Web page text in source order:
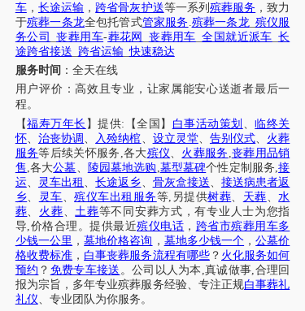
车， 长途运输 ，跨省骨灰护送等一系列 殡葬服务 ，致力
于殡葬一条龙全包托管式管家服务 .殡葬一条龙_ 殡仪服
务公司
_丧葬用车-葬花网 丧葬用车 全国就近派车 长
途跨省接送 跨省运输_快速稳达
服务时间 ： 全天在线
用户评价：高效且专业，让家属能安心送逝者最后一
程。
【福寿万年长 】提供:【全国】 白事活动策划 、临终关
怀、 治丧协调 、 入殓纳棺、 设立灵堂、 告别仪式、 火葬
服务等后续关怀服务 ,各大殡仪、 火葬服务 ,丧葬用品销
售,各大公墓、 陵园墓地选购 ,墓型墓碑个性定制服务,接
运、 灵车出租 、长途返乡、 骨灰盒接送、 接送病患者返
乡、 灵车、殡仪车出租服务等,另提供树葬、 天葬、水
葬、 火葬、土葬等不同安葬方式，有专业人士为您指
导,价格合理。提供最近殡仪电话 ， 跨省市殡葬用车多
少钱一公里 ，墓地价格咨询 ， 墓地多少钱一个 ，公墓价
格收费标准 ， 白事丧葬服务流程有哪些？ 火化服务如何
预约 ？ 免费专车接送 。公司以人为本 ,真诚做事,合理回
报为宗旨，多年专业殡葬服务经验、专注正规白事葬礼
礼仪、专业团队为你服务。